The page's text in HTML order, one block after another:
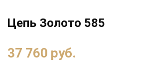
Цепь Золото 585
37 760 руб.